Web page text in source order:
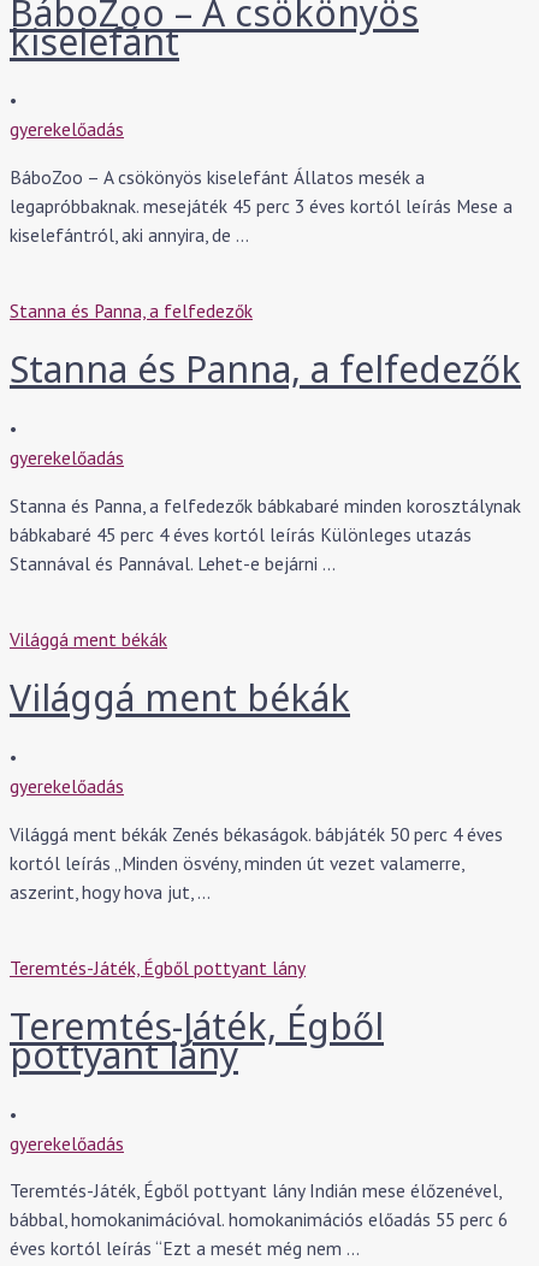
BáboZoo – A csökönyös
kiselefánt
•
gyerekelőadás
BáboZoo – A csökönyös kiselefánt Állatos mesék a
legapróbbaknak. mesejáték 45 perc 3 éves kortól leírás Mese a
kiselefántról, aki annyira, de …
Stanna és Panna, a felfedezők
Stanna és Panna, a felfedezők
•
gyerekelőadás
Stanna és Panna, a felfedezők bábkabaré minden korosztálynak
bábkabaré 45 perc 4 éves kortól leírás Különleges utazás
Stannával és Pannával. Lehet-e bejárni …
Világgá ment békák
Világgá ment békák
•
gyerekelőadás
Világgá ment békák Zenés békaságok. bábjáték 50 perc 4 éves
kortól leírás „Minden ösvény, minden út vezet valamerre,
aszerint, hogy hova jut, …
Teremtés-Játék, Égből pottyant lány
Teremtés-Játék, Égből
pottyant lány
•
gyerekelőadás
Teremtés-Játék, Égből pottyant lány Indián mese élőzenével,
bábbal, homokanimációval. homokanimációs előadás 55 perc 6
éves kortól leírás “Ezt a mesét még nem …